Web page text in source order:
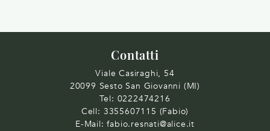
Contatti
Viale Casiraghi, 54
20099 Sesto San Giovanni (MI)
Tel: 0222474216
Cell: 3355607115 (Fabio)
E-Mail: fabio.resnati@alice.it